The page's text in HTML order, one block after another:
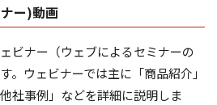
ー)動画
ビナー（ウェブによるセミナーの
。ウェビナーでは主に「商品紹介」
社事例」などを詳細に説明しま